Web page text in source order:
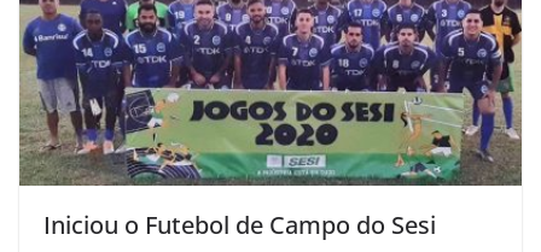
Iniciou o Futebol de Campo do Sesi